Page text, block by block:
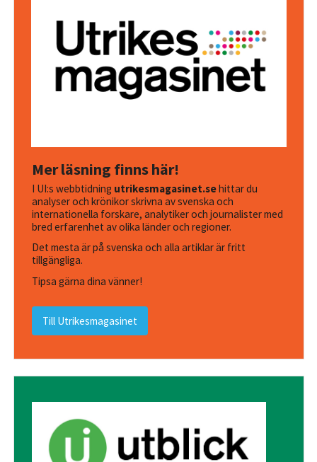
Mer läsning finns här!
I UI:s webbtidning utrikesmagasinet.sehittar du
analyser och krönikor skrivna av svenska och
internationella forskare, analytiker och journalister med
bred erfarenhet av olika länder och regioner.
Det mesta är på svenska och alla artiklar är fritt
tillgängliga.
Tipsa gärna dina vänner!
Till Utrikesmagasinet